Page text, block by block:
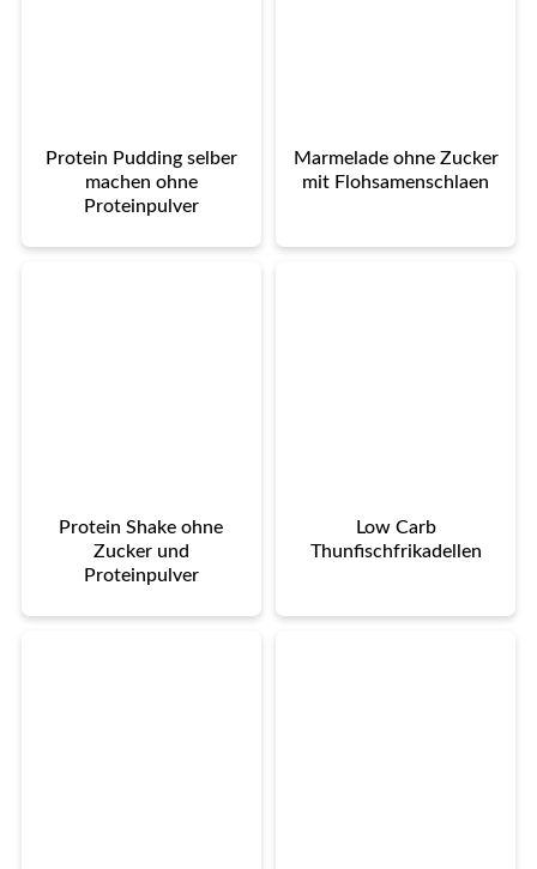
Protein Pudding selber
machen ohne
Proteinpulver
Marmelade ohne Zucker
mit Flohsamenschlaen
Protein Shake ohne
Zucker und
Proteinpulver
Low Carb
Thunfischfrikadellen